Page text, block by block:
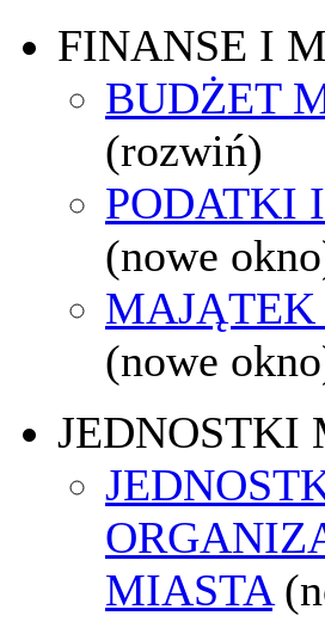
FINANSE I
BUDŻET
(rozwiń)
PODATKI
(nowe
(nowe
JEDNOSTKI
MIASTA